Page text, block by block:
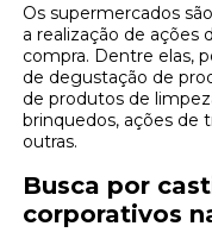
Os supermercados
a realização de
compra. Dentre elas,
de degustação de
de produtos de
brinquedos, ações de
outras.
Busca por
corporativos